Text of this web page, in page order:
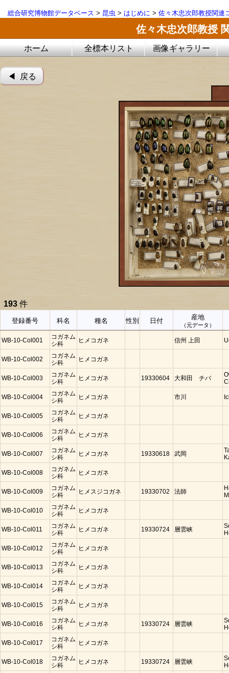
総合研究博物館データベース > 昆虫 > はじめに > 佐々木忠次郎教授関連
佐々木忠次郎教授
ホーム 全標本リスト 画像ギャラリー
◀︎ 戻る
193 件
登録番号 科名 種名 性別 日付 産地
（元データ）
WB-10-Col001
コガネム
シ科
ヒメコガネ 信州 上田
WB-10-Col002
コガネム
シ科
ヒメコガネ
WB-10-Col003
コガネム
シ科
ヒメコガネ 19330604 大和田 チバ
WB-10-Col004
コガネム
シ科
ヒメコガネ 市川
WB-10-Col005
コガネム
シ科
ヒメコガネ
WB-10-Col006
コガネム
シ科
ヒメコガネ
WB-10-Col007
コガネム
シ科
ヒメコガネ 19330618 武岡
WB-10-Col008
コガネム
シ科
ヒメコガネ
WB-10-Col009
コガネム
シ科
ヒメスジコガネ 19330702 法師
WB-10-Col010
コガネム
シ科
ヒメコガネ
WB-10-Col011
コガネム
シ科
ヒメコガネ 19330724 層雲峡
WB-10-Col012
コガネム
シ科
ヒメコガネ
WB-10-Col013
コガネム
シ科
ヒメコガネ
WB-10-Col014
コガネム
シ科
ヒメコガネ
WB-10-Col015
コガネム
シ科
ヒメコガネ
WB-10-Col016
コガネム
シ科
ヒメコガネ 19330724 層雲峡
WB-10-Col017
コガネム
シ科
ヒメコガネ
WB-10-Col018
コガネム
シ科
ヒメコガネ 19330724 層雲峡